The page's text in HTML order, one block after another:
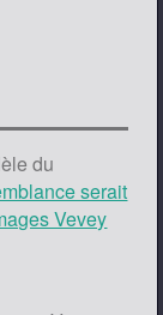
du
serait
Vevey